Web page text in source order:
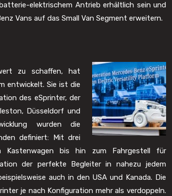
elektrischem Antrieb erhältlich sein und
Vans auf das Small Van Segment erweitern.
zu schaffen, hat
entwickelt. Sie ist die
des eSprinter, der
Düsseldorf und
wurden die
definiert: Mit drei
Kastenwagen bis hin zum Fahrgestell für
der perfekte Begleiter in nahezu jedem
auch in den USA und Kanada. Die
je nach Konfiguration mehr als verdoppeln.